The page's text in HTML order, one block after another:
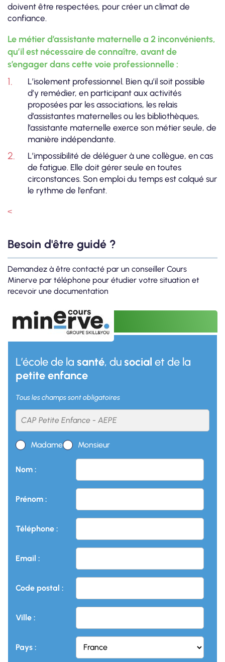
doivent être respectées, pour créer un climat de
confiance.
Le métier d’assistante maternelle a 2 inconvénients,
qu’il est nécessaire de connaître, avant de
s’engager dans cette voie professionnelle :
L’isolement professionnel. Bien qu’il soit possible
d’y remédier, en participant aux activités
proposées par les associations, les relais
d’assistantes maternelles ou les bibliothèques,
l’assistante maternelle exerce son métier seule, de
manière indépendante.
L’impossibilité de déléguer à une collègue, en cas
de fatigue. Elle doit gérer seule en toutes
circonstances. Son emploi du temps est calqué sur
le rythme de l'enfant.
<
Besoin d'être guidé ?
Demandez à être contacté par un conseiller Cours
Minerve par téléphone pour étudier votre situation et
recevoir une documentation
L’école de la santé, dusocial et de la
petite enfance
Tous les champs sont obligatoires
Madame Monsieur
Nom :
Prénom :
Téléphone :
Email :
Code postal :
Ville :
Pays :